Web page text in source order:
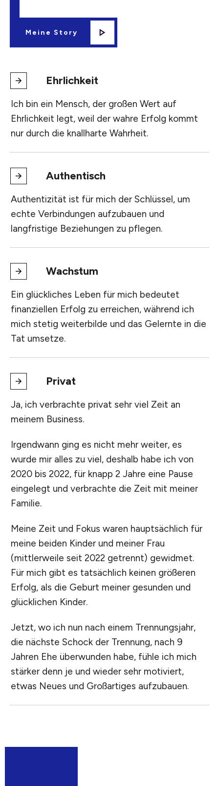
Meine Story
Ehrlichkeit
Ich bin ein Mensch, der großen Wert auf
Ehrlichkeit legt, weil der wahre Erfolg kommt
nur durch die knallharte Wahrheit.
Authentisch
Authentizität ist für mich der Schlüssel, um
echte Verbindungen aufzubauen und
langfristige Beziehungen zu pflegen.
Wachstum
Ein glückliches Leben für mich bedeutet
finanziellen Erfolg zu erreichen, während ich
mich stetig weiterbilde und das Gelernte in die
Tat umsetze.
Privat
Ja, ich verbrachte privat sehr viel Zeit an
meinem Business.
Irgendwann ging es nicht mehr weiter, es
wurde mir alles zu viel, deshalb habe ich von
2020 bis 2022, für knapp 2 Jahre eine Pause
eingelegt und verbrachte die Zeit mit meiner
Familie.
Meine Zeit und Fokus waren hauptsächlich für
meine beiden Kinder und meiner Frau
(mittlerweile seit 2022 getrennt) gewidmet.
Für mich gibt es tatsächlich keinen größeren
Erfolg, als die Geburt meiner gesunden und
glücklichen Kinder.
Jetzt, wo ich nun nach einem Trennungsjahr,
die nächste Schock der Trennung, nach 9
Jahren Ehe überwunden habe, fühle ich mich
stärker denn je und wieder sehr motiviert,
etwas Neues und Großartiges aufzubauen.